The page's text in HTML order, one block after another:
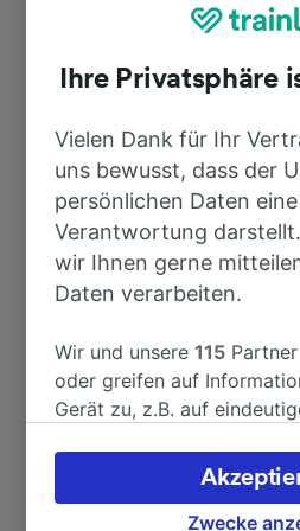
Top Strecken ab
Nach Berlin Hbf
Nach Braunschweig Hbf
Nach Bernau (b Berlin)
Nach Helmstedt
Nach Norddeich Mole
Ihre Privatsphäre
Vielen Dank für Ihr
uns bewusst, dass der
persönlichen Daten
Verantwortung
wir Ihnen gerne
Daten verarbeiten.
Wir und unsere115
oder greifen auf
Gerät zu, z.B. auf
verarbeiten. Sie können
akzeptieren oder
Ihres Widerspruchsrechts
Zwecke